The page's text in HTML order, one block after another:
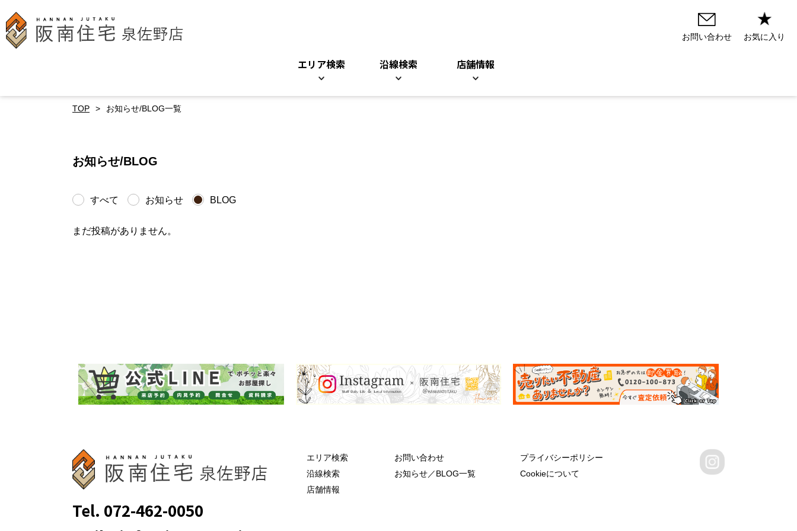
お問い合わせ お気に入り
エリア検索 沿線検索 店舗情報
TOP お知らせ/BLOG一覧
お知らせ/BLOG
すべて お知らせ BLOG
まだ投稿がありません。
エリア検索 お問い合わせ
プライバシーポリシー
沿線検索
お知らせ／BLOG一覧
Cookieについて
店舗情報
Tel. 072-462-0050